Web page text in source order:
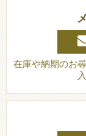
在庫や納期のお